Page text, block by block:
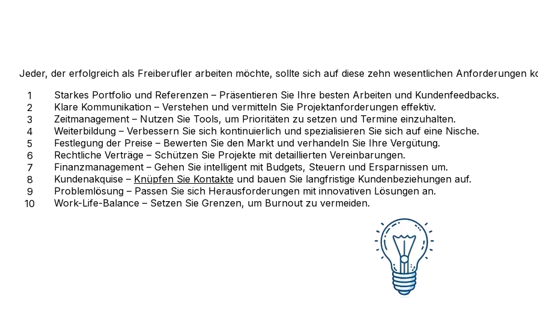
Jeder, der erfolgreich als Freiberufler arbeiten möchte, sollte sich auf diese zehn wesentlichen Anforderungen
Starkes Portfolio und Referenzen – Präsentieren Sie Ihre besten Arbeiten und Kundenfeedbacks.
Klare Kommunikation – Verstehen und vermitteln Sie Projektanforderungen effektiv.
Zeitmanagement – Nutzen Sie Tools, um Prioritäten zu setzen und Termine einzuhalten.
Weiterbildung – Verbessern Sie sich kontinuierlich und spezialisieren Sie sich auf eine Nische.
Festlegung der Preise – Bewerten Sie den Markt und verhandeln Sie Ihre Vergütung.
Rechtliche Verträge – Schützen Sie Projekte mit detaillierten Vereinbarungen.
Finanzmanagement – Gehen Sie intelligent mit Budgets, Steuern und Ersparnissen um.
Kundenakquise – Knüpfen Sie Kontakte und bauen Sie langfristige Kundenbeziehungen auf.
Problemlösung – Passen Sie sich Herausforderungen mit innovativen Lösungen an.
Work-Life-Balance – Setzen Sie Grenzen, um Burnout zu vermeiden.